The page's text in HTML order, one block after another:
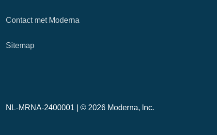
Contact met Moderna
Sitemap
NL-MRNA-2400001 | © 2026 Moderna, Inc.